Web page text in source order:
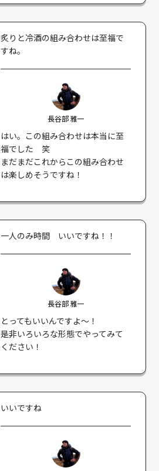
炙りと冷酒の組み合わせは至福で
すね。
長谷部 雅一
はい。この組み合わせは本当に至
福でした 笑
まだまだこれからこの組み合わせ
は楽しめそうですね！
一人のみ時間 いいですね！！
長谷部 雅一
とってもいいんですよ〜！
是非いろいろな形態でやってみて
ください！
いいですね